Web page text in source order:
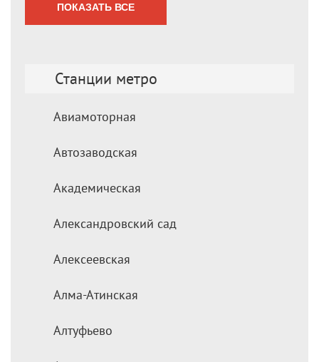
ПОКАЗАТЬ ВСЕ
Станции метро
Авиамоторная
Автозаводская
Академическая
Александровский сад
Алексеевская
Алма-Атинская
Алтуфьево